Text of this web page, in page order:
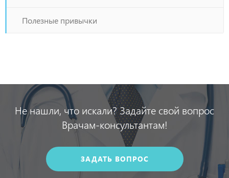
Полезные привычки
Не нашли, что искали? Задайте свой вопрос
Врачам-консультантам!
ЗАДАТЬ ВОПРОС